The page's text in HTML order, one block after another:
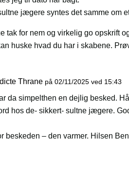
jægere syntes det samme om
tak for nem og virkelig go opskrift
huske hvad du har i skabene.
Thrane på 02/11/2025 ved 15:43
da simpelthen en dejlig besked.
hos de- sikkert- sultne jægere.
beskeden – den varmer. Hilsen